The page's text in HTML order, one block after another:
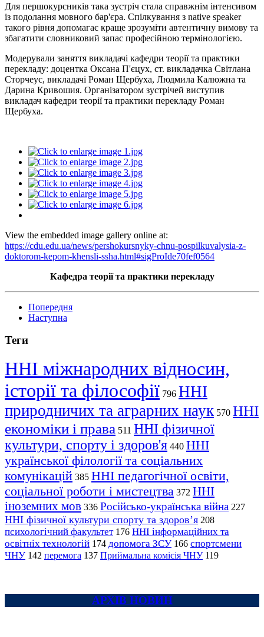
Для першокурсників така зустріч стала справжнім інтенсивом
із подолання мовного бар'єра. Спілкування з native speaker
такого рівня допомагає краще зрозуміти автентичну вимову та
збагатити словниковий запас професійною термінологією.
Модерували заняття викладачі кафедри теорії та практики
перекладу: доцентка Оксана П'єцух, ст. викладачка Світлана
Сторчеус, викладачі Роман Щербуха, Людмила Калюжна та
Дарина Кривошия. Організатором зустрічей виступив
викладач кафедри теорії та практики перекладу Роман
Щербуха.
View the embedded image gallery online at:
https://cdu.edu.ua/news/pershokursnyky-chnu-pospilkuvalysia-z-
doktorom-kepom-khensli-ssha.html#sigProIde70fef0564
Кафедра теорії та практики перекладу
Попередня
Наступна
Теги
ННІ міжнародних відносин,
історії та філософії 796 ННІ
природничих та аграрних наук 570 ННІ
економіки і права 511 ННІ фізичної
культури, спорту і здоров'я 440 ННІ
української філології та соціальних
комунікацій 385 ННІ педагогічної освіти,
соціальної роботи і мистецтва 372 ННІ
іноземних мов 336 Російсько-українська війна 227
ННІ фізичної культури спорту та здоров’я 208
психологічний факультет 176 ННІ інформаційних та
освітніх технологій 174 допомога ЗСУ 166 спортсмени
ЧНУ 142 перемога 137 Приймальна комісія ЧНУ 119
АРХІВ НОВИН